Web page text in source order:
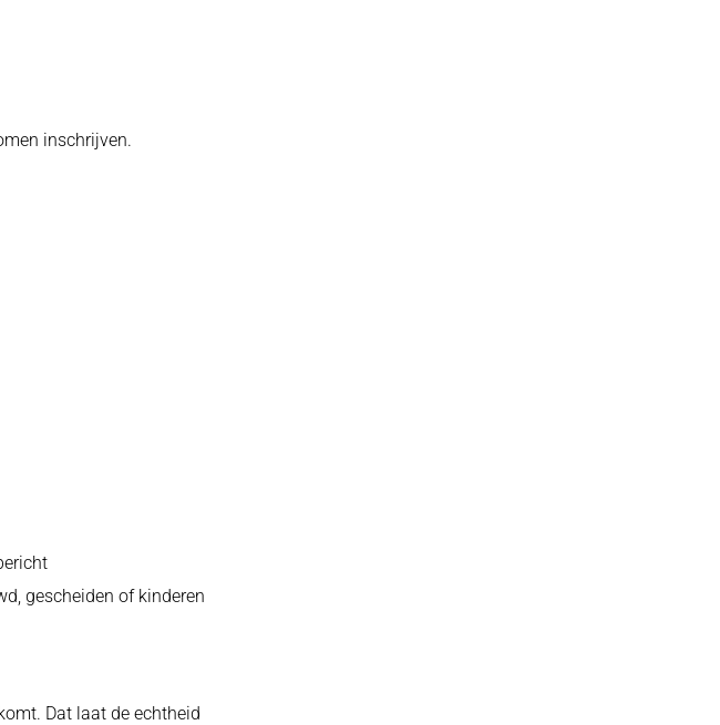
inschrijven.
gescheiden of kinderen
Dat laat de echtheid